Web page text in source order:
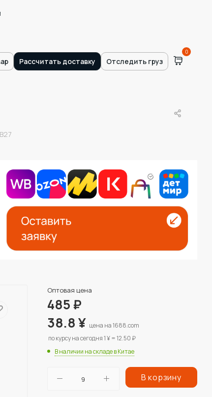
Рассчитать доставку Отследить груз
0
Оптовая цена
485₽
38.8¥ цена на 1688.com
по курсу на сегодня 1 ¥ = 12.50 ₽
В наличии на складе в Китае
В корзину